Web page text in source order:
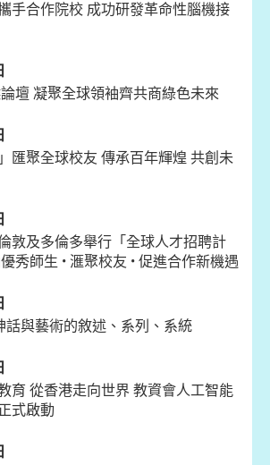
手合作院校 成功研發革命性腦機接
壇 凝聚全球領袖齊共商綠色未來
匯聚全球校友 傳承百年輝煌 共創未
敦及多倫多舉行「全球人才招聘計
秀師生 • 滙聚校友 • 促進合作新機遇
與藝術的敘述、系列、系統
育 從香港走向世界 教資會人工智能
式啟動